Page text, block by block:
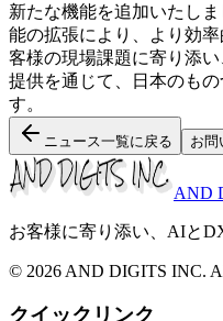
新たな機能を追加いたし
能の拡張により、より効
客様の現場課題に寄り添
提供を通じて、日本のも
す。
ニュース一覧に戻る お問
AND
お客様に寄り添い、AIと
© 2026 AND DIGITS INC.
クイックリンク